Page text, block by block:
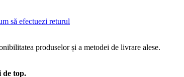
să efectuezi returul
produselor și a metodei de livrare alese.
de top.